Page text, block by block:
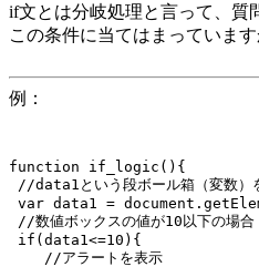
if文とは分岐処理と言って、質
この条件に当てはまっていま
例：
function if_logic(){
//data1という段ボール箱（変数）
var data1 =
//数値ボックスの値が10以下の場合
if(data1<=10){
    //アラートを表示